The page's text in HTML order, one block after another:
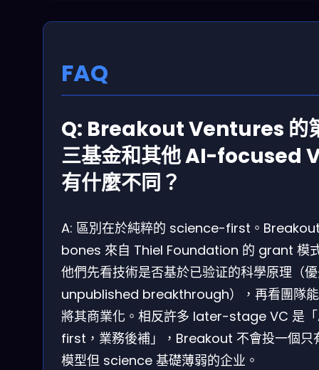
FAQ
Q: Breakout Ventures 的
三基金和其他 AI-focused
有什麼不同？
A: 區別在於純粹的 science-first。
bones 來自 Thiel Foundation 的 grant 模
他們先看技術是否基於已验证的科學原理（
unpublished breakthrough），再看團隊
將其商業化。相反許多 later-stage VC 是
first，業務後補」，Breakout 不會投一個只
模型但 science 基礎薄弱的企业。